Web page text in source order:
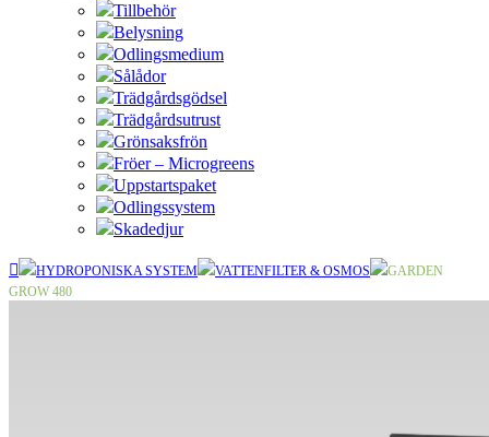
Tillbehör
Belysning
Odlingsmedium
Sålådor
Trädgårdsgödsel
Trädgårdsutrust
Grönsaksfrön
Fröer – Microgreens
Uppstartspaket
Odlingssystem
Skadedjur
HYDROPONISKA SYSTEM VATTENFILTER & OSMOS
GARDEN
GROW 480